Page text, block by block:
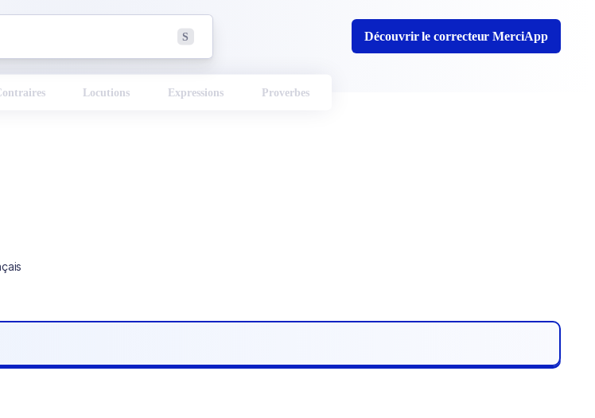
S Découvrir le correcteur MerciApp
Locutions Expressions Proverbes